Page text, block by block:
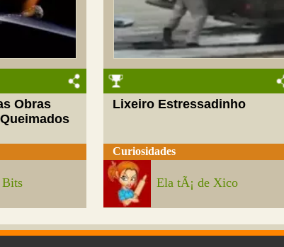
Obras
Bits
Lixeiro Estressadinho
Curiosidades
Ela tÃ¡ de Xico